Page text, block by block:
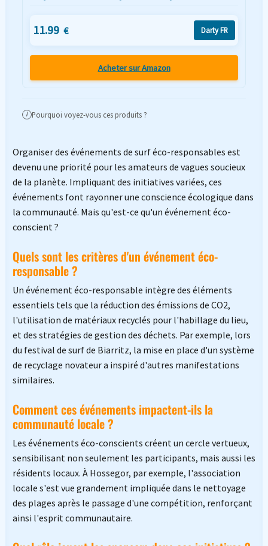
11.99 € Darty FR
Acheter sur Amazon
i Pourquoi voyez-vous ces produits ?
Organiser des événements de surf éco-responsables est
devenu une priorité pour les amateurs de vagues soucieux
de la planète. Impliquant des initiatives variées, ces
événements font rayonner une conscience écologique dans
la communauté. Mais qu'est-ce qu'un événement éco-
conscient ?
Quels sont les critères d'un événement éco-
responsable ?
Un événement éco-responsable intègre des éléments
essentiels tels que la réduction des émissions de CO2,
l'utilisation de matériaux recyclés pour l'habillage du lieu,
et des stratégies de gestion des déchets. Par exemple, lors
du festival de surf de Biarritz, la mise en place d'un système
de recyclage novateur a inspiré d'autres manifestations
similaires.
Comment ces événements impactent-ils la
communauté locale ?
Les événements éco-conscients créent un cercle vertueux,
sensibilisant non seulement les participants, mais aussi les
résidents locaux. À Hossegor, par exemple, l'association
locale s'est vue grandement impliquée dans le nettoyage
des plages après le passage d'une compétition, renforçant
ainsi l'esprit communautaire.